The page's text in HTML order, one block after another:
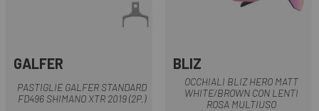
GALFER
PASTIGLIE GALFER STANDARD
FD496 SHIMANO XTR 2019 (2P.)
BLIZ
OCCHIALI BLIZ HERO MATT
WHITE/BROWN CON LENTI
ROSA MULTIUSO